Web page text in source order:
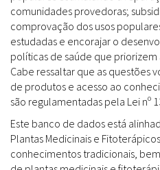
comunidades provedoras;
comprovação dos usos
estudadas e encorajar o
políticas de saúde que
Cabe ressaltar que as questões
de produtos e acesso ao
são regulamentadas pela Lei nº
Este banco de dados está
Plantas Medicinais e
conhecimentos tradicionais,